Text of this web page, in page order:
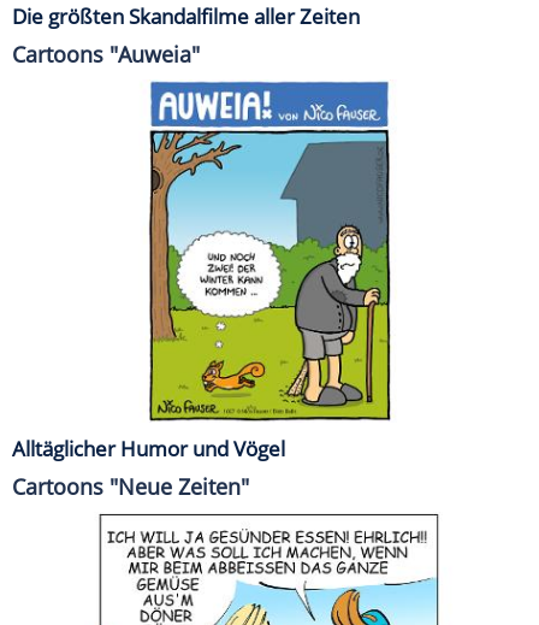
Die größten Skandalfilme aller Zeiten
Cartoons "Auweia"
Alltäglicher Humor und Vögel
Cartoons "Neue Zeiten"